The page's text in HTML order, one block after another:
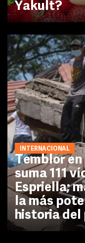
Yakult?
INTERNACIONAL
Temblor en
suma 111
Espriella;
la más
historia del